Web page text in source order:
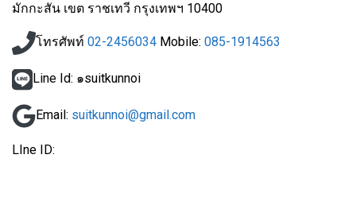
มักกะสัน เขต ราชเทวี กรุงเทพฯ 10400
โทรศัพท์ 02-2456034 Mobile: 085-1914563
Line Id: ๑suitkunnoi
Email: suitkunnoi@gmail.com
LIne ID: